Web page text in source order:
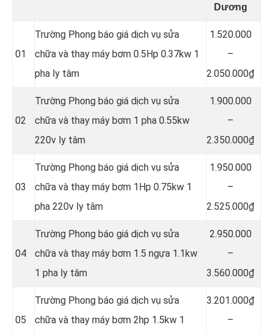
Dương
01
Trường Phong báo giá dịch vụ sửa
chữa và thay máy bơm 0.5Hp 0.37kw 1
pha ly tâm
1.520.000
–
2.050.000₫
02
Trường Phong báo giá dịch vụ sửa
chữa và thay máy bơm 1 pha 0.55kw
220v ly tâm
1.900.000
–
2.350.000₫
03
Trường Phong báo giá dịch vụ sửa
chữa và thay máy bơm 1Hp 0.75kw 1
pha 220v ly tâm
1.950.000
–
2.525.000₫
04
Trường Phong báo giá dịch vụ sửa
chữa và thay máy bơm 1.5 ngựa 1.1kw
1 pha ly tâm
2.950.000
–
3.560.000₫
05
Trường Phong báo giá dịch vụ sửa
chữa và thay máy bơm 2hp 1.5kw 1
3.201.000₫
–